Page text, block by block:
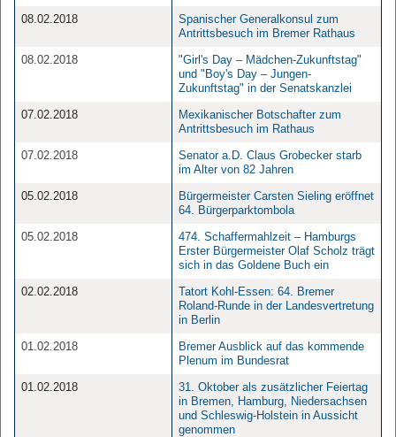
08.02.2018
Spanischer Generalkonsul zum
Antrittsbesuch im Bremer Rathaus
08.02.2018
"Girl's Day – Mädchen-Zukunftstag"
und "Boy's Day – Jungen-
Zukunftstag" in der Senatskanzlei
07.02.2018
Mexikanischer Botschafter zum
Antrittsbesuch im Rathaus
07.02.2018
Senator a.D. Claus Grobecker starb
im Alter von 82 Jahren
05.02.2018
Bürgermeister Carsten Sieling eröffnet
64. Bürgerparktombola
05.02.2018
474. Schaffermahlzeit – Hamburgs
Erster Bürgermeister Olaf Scholz trägt
sich in das Goldene Buch ein
02.02.2018
Tatort Kohl-Essen: 64. Bremer
Roland-Runde in der Landesvertretung
in Berlin
01.02.2018
Bremer Ausblick auf das kommende
Plenum im Bundesrat
01.02.2018
31. Oktober als zusätzlicher Feiertag
in Bremen, Hamburg, Niedersachsen
und Schleswig-Holstein in Aussicht
genommen